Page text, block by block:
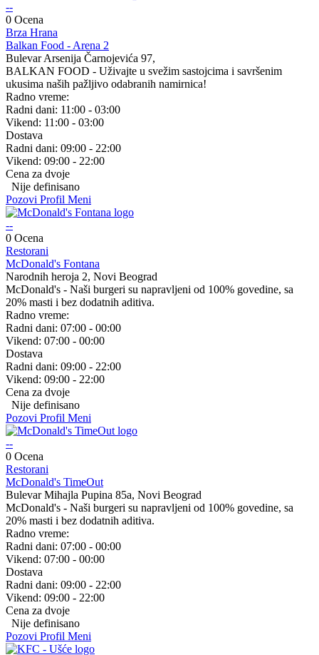
--
0 Ocena
Brza Hrana
Balkan Food - Arena 2
Bulevar Arsenija Čarnojevića 97,
BALKAN FOOD - Uživajte u svežim sastojcima i savršenim
ukusima naših pažljivo odabranih namirnica!
Radno vreme:
Radni dani: 11:00 - 03:00
Vikend: 11:00 - 03:00
Dostava
Radni dani: 09:00 - 22:00
Vikend: 09:00 - 22:00
Cena za dvoje
Nije definisano
Pozovi Profil Meni
--
0 Ocena
Restorani
McDonald's Fontana
Narodnih heroja 2, Novi Beograd
McDonald's - Naši burgeri su napravljeni od 100% govedine, sa
20% masti i bez dodatnih aditiva.
Radno vreme:
Radni dani: 07:00 - 00:00
Vikend: 07:00 - 00:00
Dostava
Radni dani: 09:00 - 22:00
Vikend: 09:00 - 22:00
Cena za dvoje
Nije definisano
Pozovi Profil Meni
--
0 Ocena
Restorani
McDonald's TimeOut
Bulevar Mihajla Pupina 85a, Novi Beograd
McDonald's - Naši burgeri su napravljeni od 100% govedine, sa
20% masti i bez dodatnih aditiva.
Radno vreme:
Radni dani: 07:00 - 00:00
Vikend: 07:00 - 00:00
Dostava
Radni dani: 09:00 - 22:00
Vikend: 09:00 - 22:00
Cena za dvoje
Nije definisano
Pozovi Profil Meni